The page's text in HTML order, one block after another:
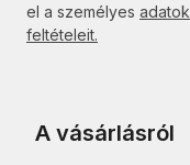
el a személyes
feltételeit.
A vásárlásról